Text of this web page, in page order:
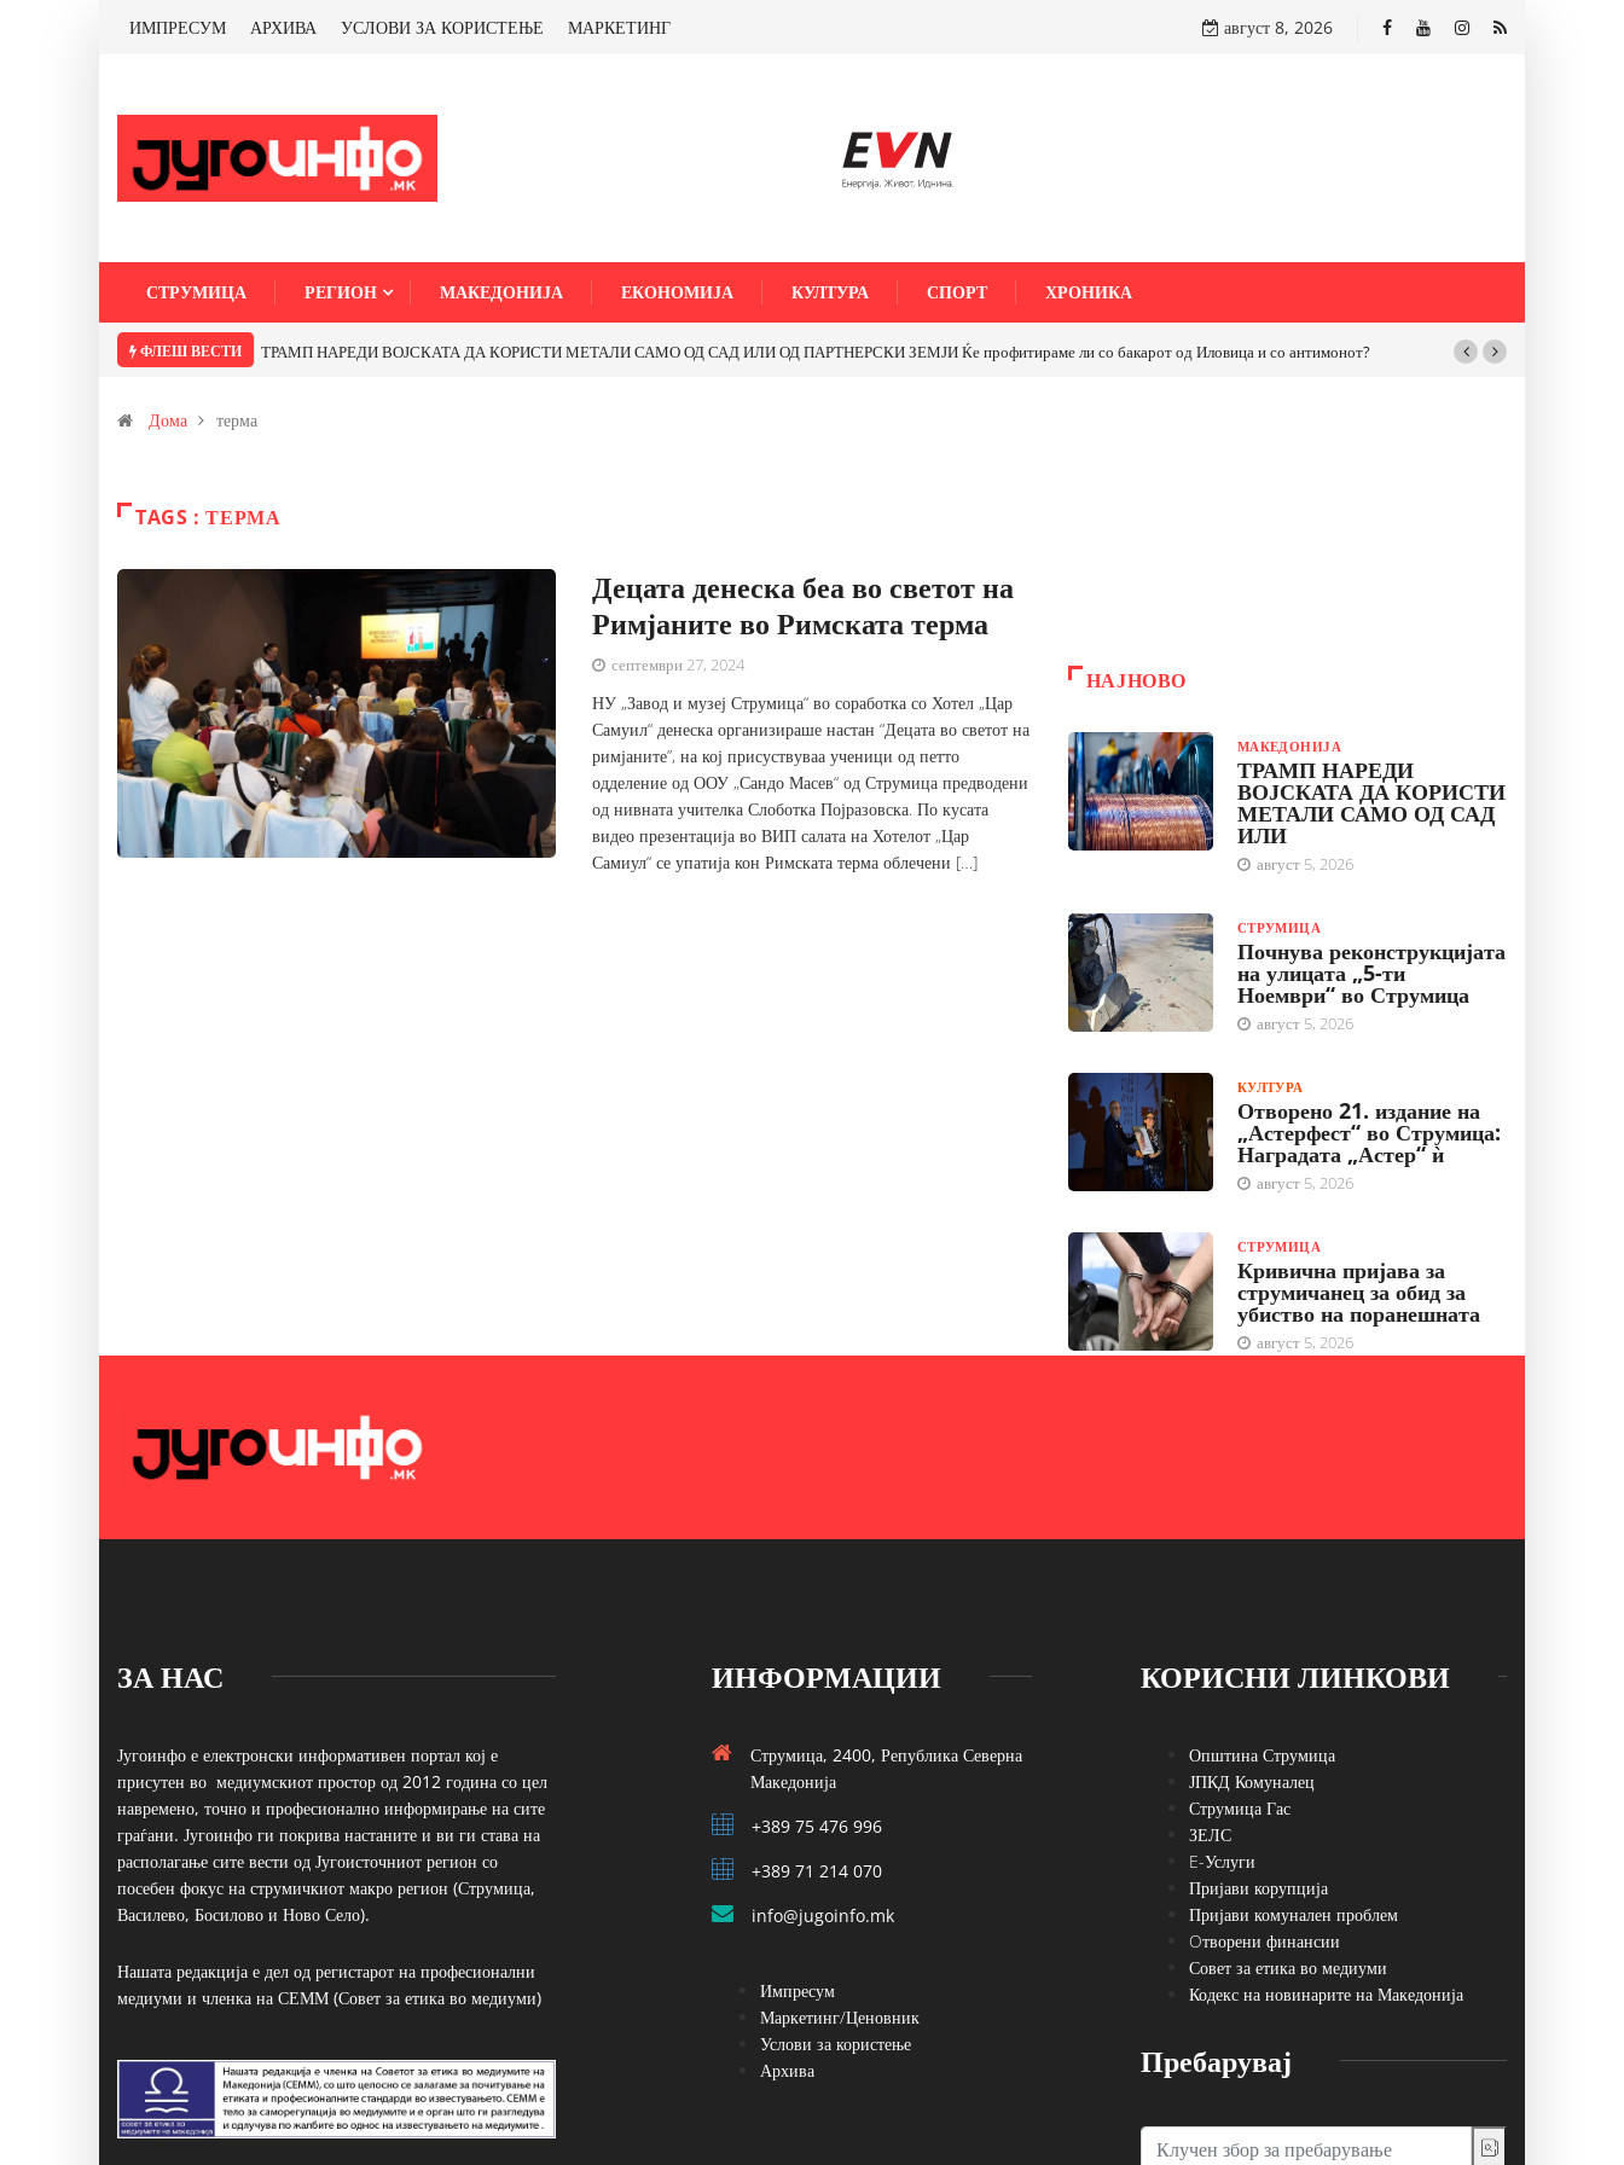
ИМПРЕСУМ АРХИВА УСЛОВИ ЗА КОРИСТЕЊЕ МАРКЕТИНГ август 8, 2026
СТРУМИЦА РЕГИОН МАКЕДОНИЈА ЕКОНОМИЈА КУЛТУРА СПОРТ ХРОНИКА
ФЛЕШ ВЕСТИ ТРАМП НАРЕДИ ВОЈСКАТА ДА КОРИСТИ МЕТАЛИ САМО ОД САД ИЛИ ОД ПАРТНЕРСКИ ЗЕМЈИ Ќе профитираме ли со бакарот од Иловица и со антимонот?
Дома терма
TAGS : ТЕРМА
Децата денеска беа во светот на
Римјаните во Римската терма
септември 27, 2024
НУ „Завод и музеј Струмица“ во соработка со Хотел „Цар
Самуил“ денеска организираше настан “Децата во светот на
римјаните”, на кој присуствуваа ученици од петто
одделение од ООУ „Сандо Масев“ од Струмица предводени
од нивната учителка Слоботка Појразовска. По кусата
видео презентација во ВИП салата на Хотелот „Цар
Самиул“ се упатија кон Римската терма облечени […]
НАЈНОВО
МАКЕДОНИЈА
ТРАМП НАРЕДИ
ВОЈСКАТА ДА КОРИСТИ
МЕТАЛИ САМО ОД САД
ИЛИ
август 5, 2026
СТРУМИЦА
Почнува реконструкцијата
на улицата „5-ти
Ноември“ во Струмица
август 5, 2026
КУЛТУРА
Отворено 21. издание на
„Астерфест“ во Струмица:
Наградата „Астер“ ѝ
август 5, 2026
СТРУМИЦА
Кривична пријава за
струмичанец за обид за
убиство на поранешната
август 5, 2026
ЗА НАС
Југоинфо е електронски информативен портал кој е
присутен во медиумскиот простор од 2012 година со цел
навремено, точно и професионално информирање на сите
граѓани. Југоинфо ги покрива настаните и ви ги става на
располагање сите вести од Југоисточниот регион со
посебен фокус на струмичкиот макро регион (Струмица,
Василево, Босилово и Ново Село).
Нашата редакција е дел од регистарот на професионални
медиуми и членка на СЕММ (Совет за етика во медиуми)
ИНФОРМАЦИИ
Струмица, 2400, Република Северна
Македонија
+389 75 476 996
+389 71 214 070
info@jugoinfo.mk
Импресум
Маркетинг/Ценовник
Услови за користење
Архива
КОРИСНИ ЛИНКОВИ
Општина Струмица
ЈПКД Комуналец
Струмица Гас
ЗЕЛС
E-Услуги
Пријави корупција
Пријави комунален проблем
Oтворени финансии
Совет за етика во медиуми
Кодекс на новинарите на Македонија
Пребарувај